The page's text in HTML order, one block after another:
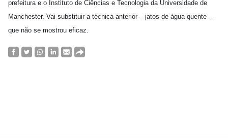
prefeitura e o Instituto de Ciências e Tecnologia da Universidade de
Manchester. Vai substituir a técnica anterior – jatos de água quente –
que não se mostrou eficaz.